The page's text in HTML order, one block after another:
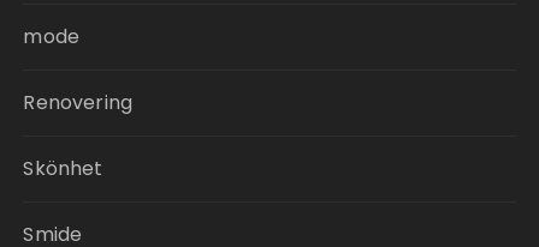
mode
Renovering
Skönhet
Smide